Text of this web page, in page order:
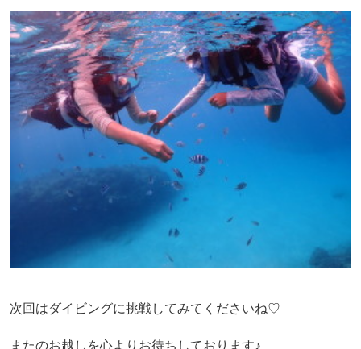
次回はダイビングに挑戦してみてくださいね♡
またのお越しを心よりお待ちしております♪